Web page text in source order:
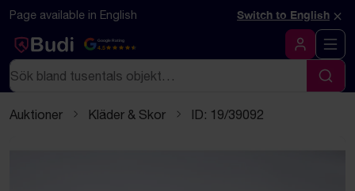
Hoppa till innehåll
Textbaserad (markdown) version av denna sida
Page available in English Switch to English ×
Google Rating
4.5
Logga in
Sök
Sök
Auktioner Kläder & Skor ID: 19/39092